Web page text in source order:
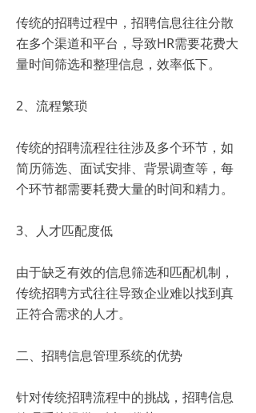
传统的招聘过程中，招聘信息往往分散
在多个渠道和平台，导致HR需要花费大
量时间筛选和整理信息，效率低下。
2、流程繁琐
传统的招聘流程往往涉及多个环节，如
简历筛选、面试安排、背景调查等，每
个环节都需要耗费大量的时间和精力。
3、人才匹配度低
由于缺乏有效的信息筛选和匹配机制，
传统招聘方式往往导致企业难以找到真
正符合需求的人才。
二、招聘信息管理系统的优势
针对传统招聘流程中的挑战，招聘信息